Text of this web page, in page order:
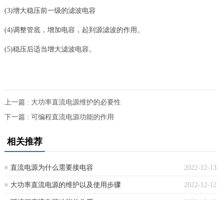
(3)增大稳压前一级的滤波电容
(4)调整管底，增加电容，起到源滤波的作用。
(5)稳压后适当增大滤波电容。
上一篇 : 大功率直流电源维护的必要性
下一篇 : 可编程直流电源功能的作用
相关推荐
2022-12-13
直流电源为什么需要接电容
2022-12-12
大功率直流电源的维护以及使用步骤